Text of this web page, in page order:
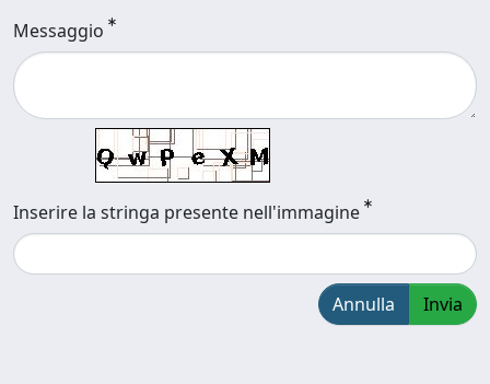
Messaggio
Inserire la stringa presente nell'immagine
Annulla Invia